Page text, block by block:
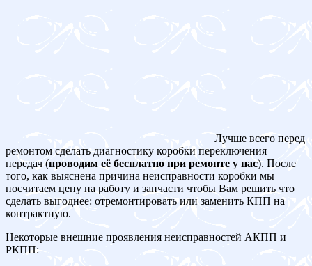
Лучше всего перед
ремонтом сделать диагностику коробки переключения
передач (проводим её бесплатно при ремонте у нас). После
того, как выяснена причина неисправности коробки мы
посчитаем цену на работу и запчасти чтобы Вам решить что
сделать выгоднее: отремонтировать или заменить КПП на
контрактную.
Некоторые внешние проявления неисправностей АКПП и
РКПП: